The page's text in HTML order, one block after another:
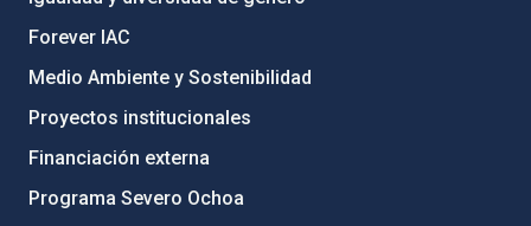
Forever IAC
Medio Ambiente y Sostenibilidad
Proyectos institucionales
Financiación externa
Programa Severo Ochoa